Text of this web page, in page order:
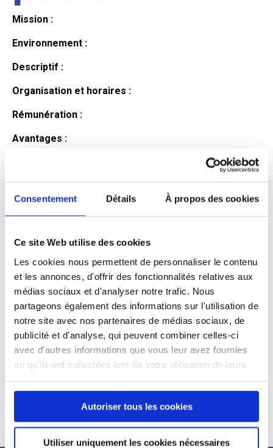
Consentement Détails À propos des cookies
Ce site Web utilise des cookies
Les cookies nous permettent de personnaliser le contenu
et les annonces, d'offrir des fonctionnalités relatives aux
médias sociaux et d'analyser notre trafic. Nous
partageons également des informations sur l'utilisation de
notre site avec nos partenaires de médias sociaux, de
publicité et d'analyse, qui peuvent combiner celles-ci
avec d'autres informations que vous leur avez fournies
ou qu'ils ont collectées lors de votre utilisation de leurs
continuez à utiliser notre site Web.
Autoriser tous les cookies
Utiliser uniquement les cookies nécessaires
Mission :
Environnement :
Descriptif :
Organisation et horaires :
Rémunération :
Avantages :
candidat
Profil recherché :
Expérience :
Processus
de
recrutement